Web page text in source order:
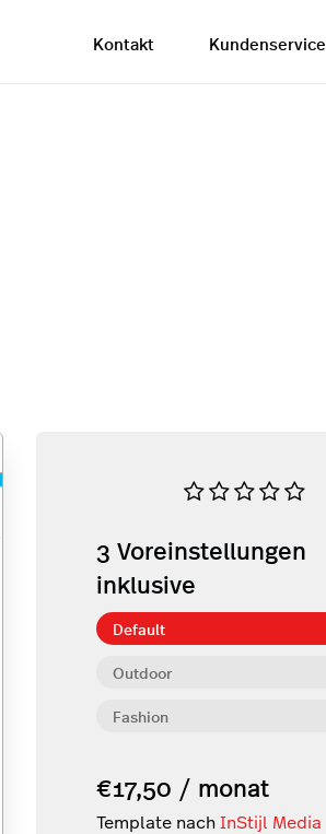
Kontakt Kundenservice
3 Voreinstellungen
inklusive
Outdoor
Fashion
Default
€17,50 / monat
Template nachInStijl Media